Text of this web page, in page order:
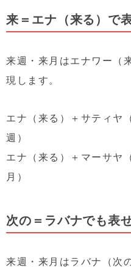
来＝エナ（来る）で
来週・来月はエナワー（
現します。
エナ（来る）＋サティヤ
週）
エナ（来る）＋マーサヤ
月）
次の＝ラバナでも表
来週・来月はラバナ（次